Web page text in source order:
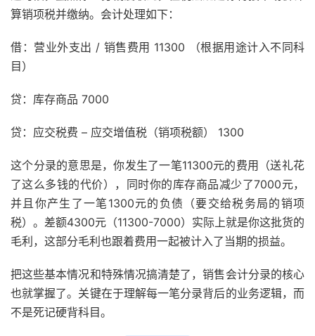
算销项税并缴纳。会计处理如下：
借：营业外支出 / 销售费用 11300 （根据用途计入不同科
目）
贷：库存商品 7000
贷：应交税费 – 应交增值税（销项税额） 1300
这个分录的意思是，你发生了一笔11300元的费用（送礼花
了这么多钱的代价），同时你的库存商品减少了7000元，
并且你产生了一笔1300元的负债（要交给税务局的销项
税）。差额4300元（11300-7000）实际上就是你这批货的
毛利，这部分毛利也跟着费用一起被计入了当期的损益。
把这些基本情况和特殊情况搞清楚了，销售会计分录的核心
也就掌握了。关键在于理解每一笔分录背后的业务逻辑，而
不是死记硬背科目。